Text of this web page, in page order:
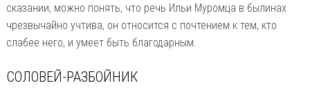
сказании, можно понять, что речь Ильи Муромца в былинах
чрезвычайно учтива, он относится с почтением к тем, кто
слабее него, и умеет быть благодарным.
СОЛОВЕЙ-РАЗБОЙНИК